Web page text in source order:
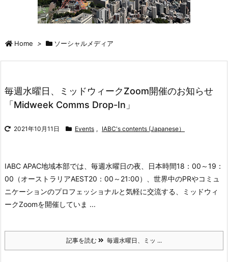
Home > ソーシャルメディア
毎週水曜日、ミッドウィークZoom開催のお知らせ
「Midweek Comms Drop-In」
2021年10月11日 Events , IABC's contents (Japanese）
IABC APAC地域本部では、毎週水曜日の夜、日本時間18：00～19：
00（オーストラリアAEST20：00～21:00）、世界中のPRやコミュ
ニケーションのプロフェッショナルと気軽に交流する、ミッドウィ
ークZoomを開催していま ...
記事を読む 毎週水曜日、ミッ ...